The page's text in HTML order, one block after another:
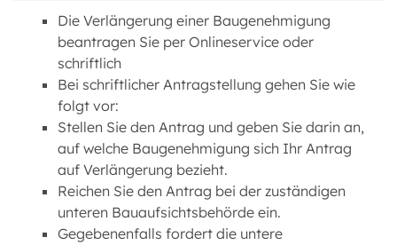
Die Verlängerung einer Baugenehmigung
beantragen Sie per Onlineservice oder
schriftlich
Bei schriftlicher Antragstellung gehen Sie wie
folgt vor:
Stellen Sie den Antrag und geben Sie darin an,
auf welche Baugenehmigung sich Ihr Antrag
auf Verlängerung bezieht.
Reichen Sie den Antrag bei der zuständigen
unteren Bauaufsichtsbehörde ein.
Gegebenenfalls fordert die untere